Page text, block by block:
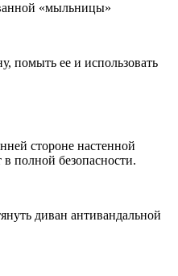
«мыльницы»
помыть ее и использовать
стороне настенной
полной безопасности.
диван антивандальной